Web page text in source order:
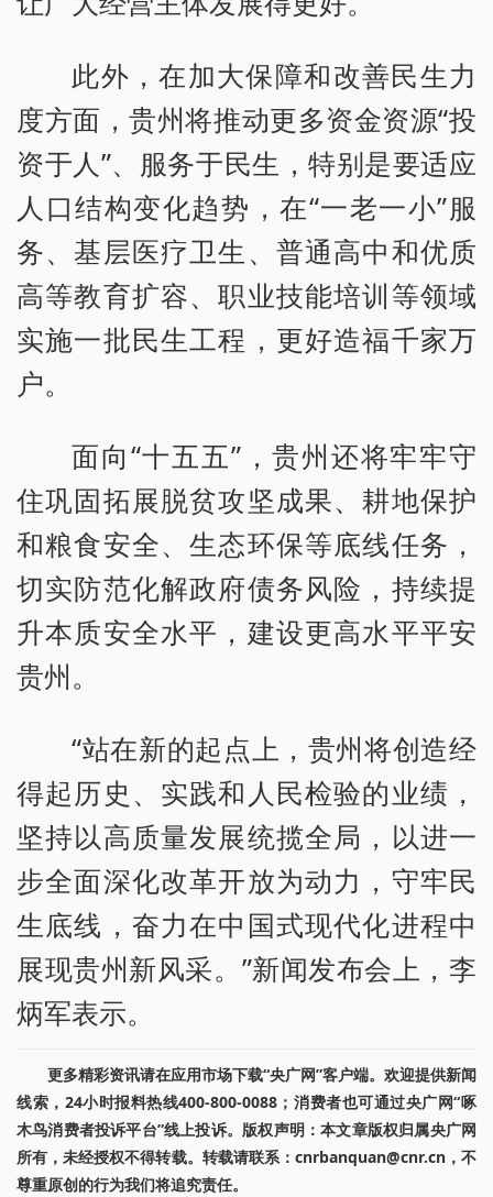
此外，在加大保障和改善民生力
度方面，贵州将推动更多资金资源“投
资于人”、服务于民生，特别是要适应
人口结构变化趋势，在“一老一小”服
务、基层医疗卫生、普通高中和优质
高等教育扩容、职业技能培训等领域
实施一批民生工程，更好造福千家万
户。
面向“十五五”，贵州还将牢牢守
住巩固拓展脱贫攻坚成果、耕地保护
和粮食安全、生态环保等底线任务，
切实防范化解政府债务风险，持续提
升本质安全水平，建设更高水平平安
贵州。
“站在新的起点上，贵州将创造经
得起历史、实践和人民检验的业绩，
坚持以高质量发展统揽全局，以进一
步全面深化改革开放为动力，守牢民
生底线，奋力在中国式现代化进程中
展现贵州新风采。”新闻发布会上，李
炳军表示。
更多精彩资讯请在应用市场下载“央广网”客户端。欢迎提供新闻
线索，24小时报料热线400-800-0088；消费者也可通过央广网“啄
木鸟消费者投诉平台”线上投诉。版权声明：本文章版权归属央广网
所有，未经授权不得转载。转载请联系：cnrbanquan@cnr.cn，不
尊重原创的行为我们将追究责任。